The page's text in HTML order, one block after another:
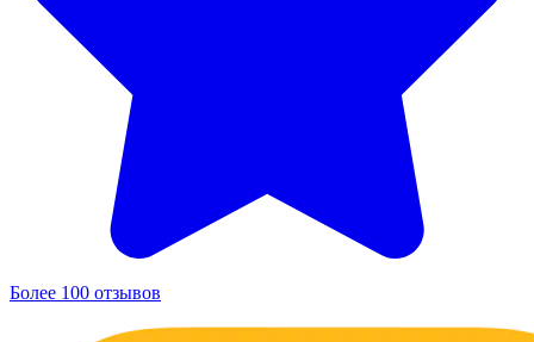
Более 100 отзывов